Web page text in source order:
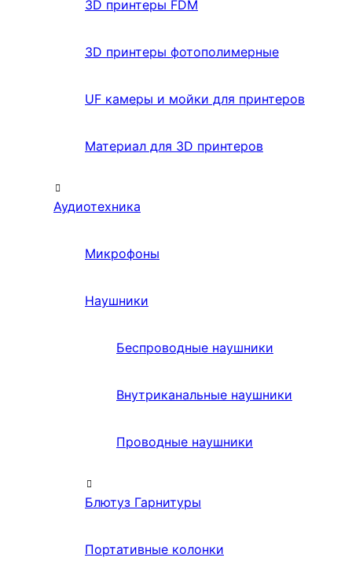
3D принтеры FDM
3D принтеры фотополимерные
UF камеры и мойки для принтеров
Материал для 3D принтеров
Аудиотехника
Микрофоны
Наушники
Беспроводные наушники
Внутриканальные наушники
Проводные наушники
Блютуз Гарнитуры
Портативные колонки